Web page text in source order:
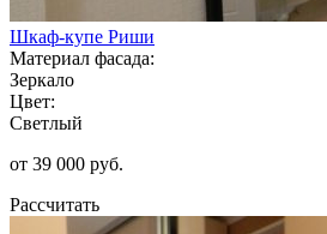
Шкаф-купе Риши
Материал фасада:
Зеркало
Цвет:
Светлый
от 39 000 руб.
Рассчитать